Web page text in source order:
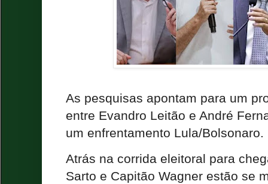
As pesquisas apontam para um
entre Evandro Leitão e André
um enfrentamento Lula/Bolsonaro.
Atrás na corrida eleitoral para
Sarto e Capitão Wagner estão se